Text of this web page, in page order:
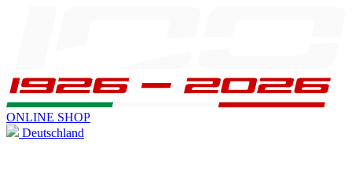
ONLINE SHOP
Deutschland